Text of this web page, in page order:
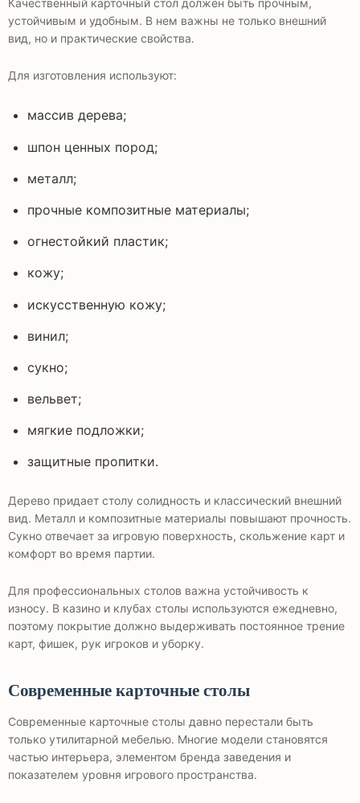
Качественный карточный стол должен быть прочным,
устойчивым и удобным. В нем важны не только внешний
вид, но и практические свойства.
Для изготовления используют:
массив дерева;
шпон ценных пород;
металл;
прочные композитные материалы;
огнестойкий пластик;
кожу;
искусственную кожу;
винил;
сукно;
вельвет;
мягкие подложки;
защитные пропитки.
Дерево придает столу солидность и классический внешний
вид. Металл и композитные материалы повышают прочность.
Сукно отвечает за игровую поверхность, скольжение карт и
комфорт во время партии.
Для профессиональных столов важна устойчивость к
износу. В казино и клубах столы используются ежедневно,
поэтому покрытие должно выдерживать постоянное трение
карт, фишек, рук игроков и уборку.
Современные карточные столы
Современные карточные столы давно перестали быть
только утилитарной мебелью. Многие модели становятся
частью интерьера, элементом бренда заведения и
показателем уровня игрового пространства.